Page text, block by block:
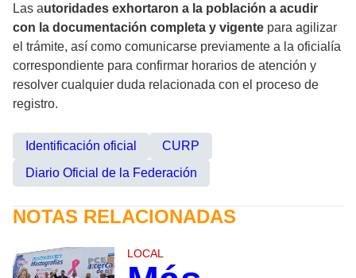
Las autoridades exhortaron a la población a acudir
con la documentación completa y vigente para agilizar
el trámite, así como comunicarse previamente a la oficialía
correspondiente para confirmar horarios de atención y
resolver cualquier duda relacionada con el proceso de
registro.
Identificación oficial
CURP
Diario Oficial de la Federación
NOTAS RELACIONADAS
LOCAL